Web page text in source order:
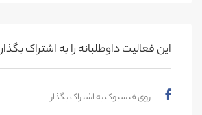
این فعالیت‌ داوطلبانه را به اشتراک بگذار
روی فیسبوک به اشتراک بگذار